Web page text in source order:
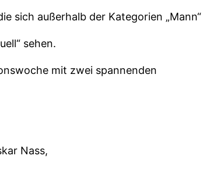
sich außerhalb der Kategorien „Mann“
sehen.
mit zwei spannenden
Nass,